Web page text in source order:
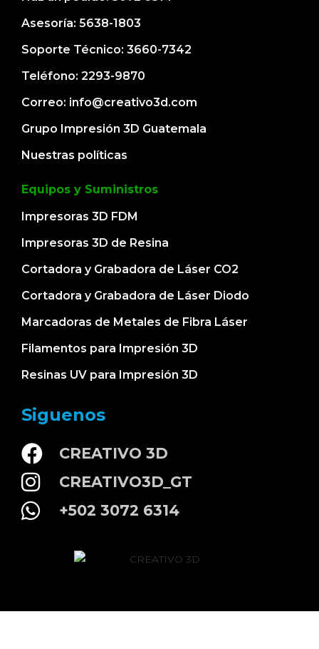
Asesoría: 5638-1803
Soporte Técnico: 3660-7342
Teléfono: 2293-9870
Correo: info@creativo3d.com
Grupo Impresión 3D Guatemala
Nuestras políticas
Equipos y Suministros
Impresoras 3D FDM
Impresoras 3D de Resina
Cortadora y Grabadora de Láser CO2
Cortadora y Grabadora de Láser Diodo
Marcadoras de Metales de Fibra Láser
Filamentos para Impresión 3D
Resinas UV para Impresión 3D
Siguenos
CREATIVO 3D
CREATIVO3D_GT
+502 3072 6314